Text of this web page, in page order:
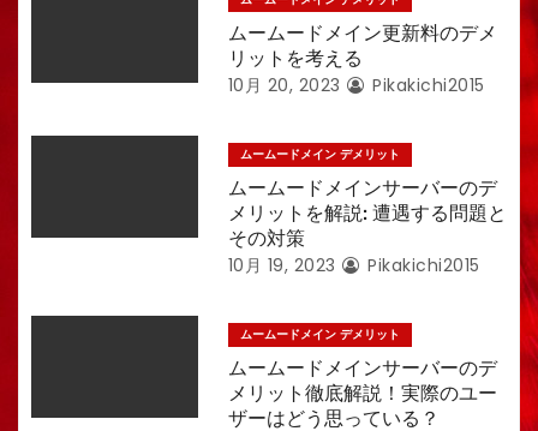
ムームードメイン更新料のデメ
リットを考える
10月 20, 2023 Pikakichi2015
ムームードメイン デメリット
ムームードメインサーバーのデ
メリットを解説: 遭遇する問題と
その対策
10月 19, 2023 Pikakichi2015
ムームードメイン デメリット
ムームードメインサーバーのデ
メリット徹底解説！実際のユー
ザーはどう思っている？